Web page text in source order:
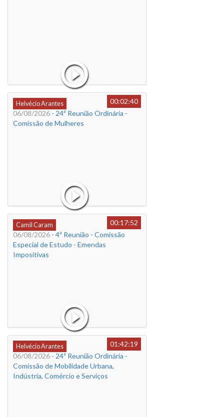
Helvécio Arantes
00:02:40
06/08/2026 - 24ª Reunião Ordinária -
Comissão de Mulheres
Camil Caram
00:17:52
06/08/2026 - 4ª Reunião - Comissão
Especial de Estudo - Emendas
Impositivas
Helvécio Arantes
01:42:19
06/08/2026 - 24ª Reunião Ordinária -
Comissão de Mobilidade Urbana,
Indústria, Comércio e Serviços